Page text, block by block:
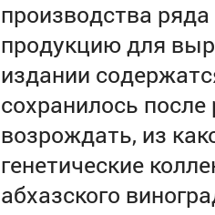
производства
продукцию для
издании
сохранилось
возрождать, из
генетические
абхазского